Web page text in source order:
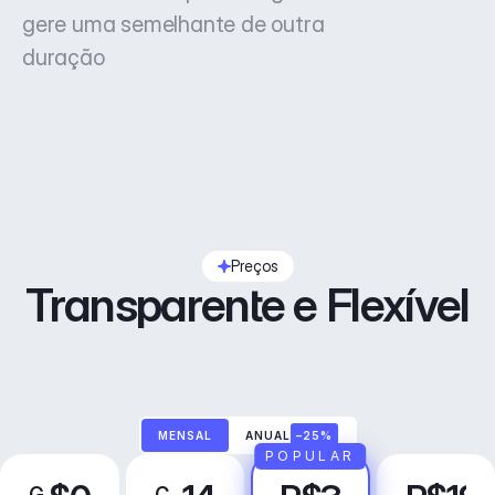
gere uma semelhante de outra
duração
Preços
Transparente e Flexível
MENSAL ANUAL –25%
POPULAR